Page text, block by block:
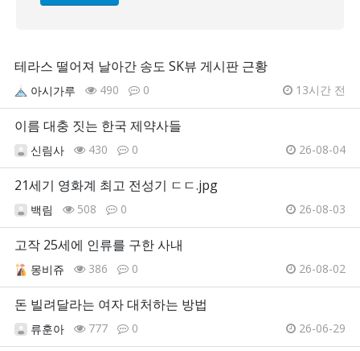
테라스 떨어져 날아간 송도 SK뷰 게시판 근황
아시가루 490 0 13시간 전
이름 대충 짓는 한국 제약사들
신림사 430 0 26-08-04
21세기 영화계 최고 전성기 ㄷㄷ.jpg
백림 508 0 26-08-03
고작 25세에 인류를 구한 사내
몽비쥬 386 0 26-08-02
돈 빌려달라는 여자 대처하는 방법
류훈아 777 0 26-06-29